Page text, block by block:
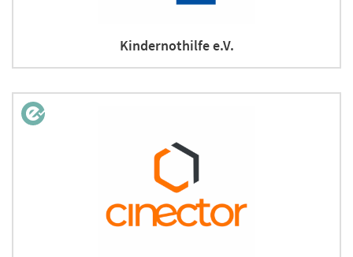
Kindernothilfe e.V.